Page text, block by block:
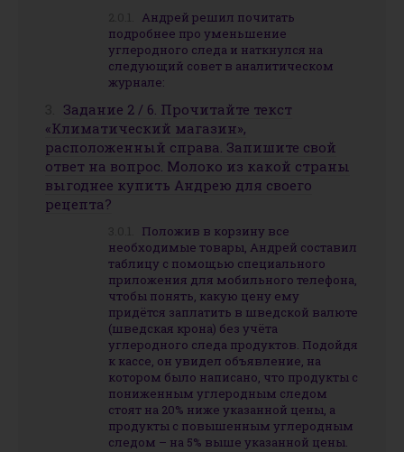
Андрей решил почитать
подробнее про уменьшение
углеродного следа и наткнулся на
следующий совет в аналитическом
журнале:
Задание 2 / 6. Прочитайте текст
«Климатический магазин»,
расположенный справа. Запишите свой
ответ на вопрос. Молоко из какой страны
выгоднее купить Андрею для своего
рецепта?
Положив в корзину все
необходимые товары, Андрей составил
таблицу с помощью специального
приложения для мобильного телефона,
чтобы понять, какую цену ему
придётся заплатить в шведской валюте
(шведская крона) без учёта
углеродного следа продуктов. Подойдя
к кассе, он увидел объявление, на
котором было написано, что продукты с
пониженным углеродным следом
стоят на 20% ниже указанной цены, а
продукты с повышенным углеродным
следом – на 5% выше указанной цены.